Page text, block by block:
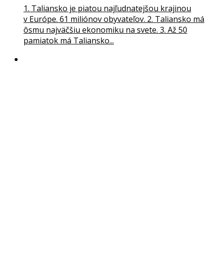
1. Taliansko je piatou najľudnatejšou krajinou
v Európe. 61 miliónov obyvateľov. 2. Taliansko má
ôsmu najväčšiu ekonomiku na svete. 3. Až 50
pamiatok má Taliansko...